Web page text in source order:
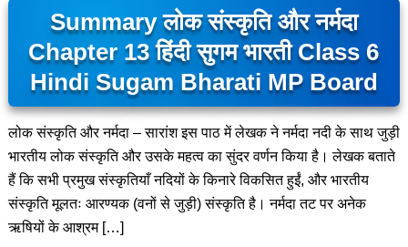
Summary लोक संस्कृति और नर्मदा
Chapter 13 हिंदी सुगम भारती Class 6
Hindi Sugam Bharati MP Board
लोक संस्कृति और नर्मदा – सारांश इस पाठ में लेखक ने नर्मदा नदी के साथ जुड़ी
भारतीय लोक संस्कृति और उसके महत्व का सुंदर वर्णन किया है। लेखक बताते
हैं कि सभी प्रमुख संस्कृतियाँ नदियों के किनारे विकसित हुईं, और भारतीय
संस्कृति मूलतः आरण्यक (वनों से जुड़ी) संस्कृति है। नर्मदा तट पर अनेक
ऋषियों के आश्रम […]